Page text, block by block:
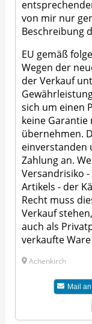
von mir nur
Beschreibung
EU gemäß
Wegen der
der Verkauf
sich um einen
keine Garantie
übernehmen.
einverstanden
Zahlung an.
Versandrisiko
Artikels - der
Recht muss
Verkauf
auch als
verkaufte Ware
Achenkirch
Mail an